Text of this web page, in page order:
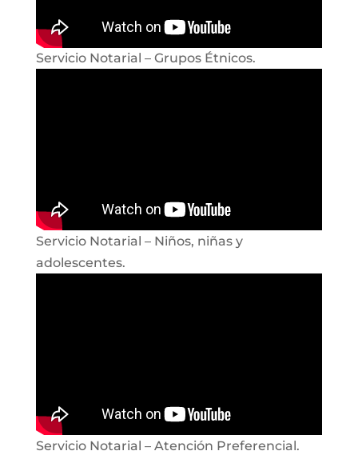
Servicio Notarial – Grupos Étnicos.
Servicio Notarial – Niños, niñas y
adolescentes.
Servicio Notarial – Atención Preferencial.